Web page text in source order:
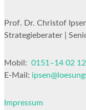
Prof. Dr. Christof
Strategieberater |
Mobil: 0151–14 02 12
E-Mail:
Impressum